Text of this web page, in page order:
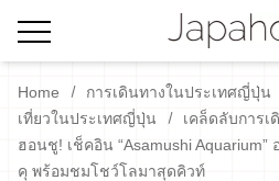
Home การเดินทางในประเทศญี่ปุ่น
เที่ยวในประเทศญี่ปุ่น
เคล็ดลับการเ
ฮอนชู! เช็คอิน “Asamushi
คุ พร้อมชมโชว์โลมาสุดคิวท์